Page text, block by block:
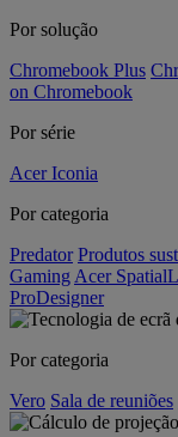
Por solução
Chromebook Plus
on Chromebook
Por série
Acer Iconia
Por categoria
Predator Produtos
Gaming Acer
ProDesigner
Por categoria
Vero Sala de reuniões